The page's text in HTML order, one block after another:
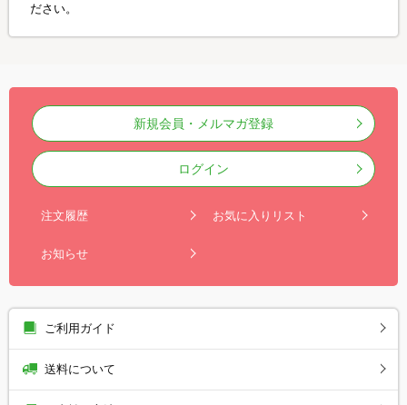
ださい。
新規会員・メルマガ登録
ログイン
注文履歴 お気に入りリスト
お知らせ
ご利用ガイド
送料について